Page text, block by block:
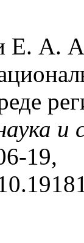
А.
и
19,